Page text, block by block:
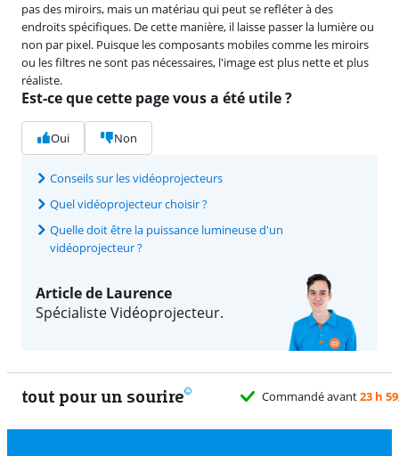
pas des miroirs, mais un matériau qui peut se refléter à des
endroits spécifiques. De cette manière, il laisse passer la lumière ou
non par pixel. Puisque les composants mobiles comme les miroirs
ou les filtres ne sont pas nécessaires, l'image est plus nette et plus
réaliste.
Est-ce que cette page vous a été utile ?
Oui Non
Conseils sur les vidéoprojecteurs
Quel vidéoprojecteur choisir ?
Quelle doit être la puissance lumineuse d'un
vidéoprojecteur ?
Article de Laurence
Spécialiste Vidéoprojecteur.
tout pour un sourire Commandé avant23 h 59,